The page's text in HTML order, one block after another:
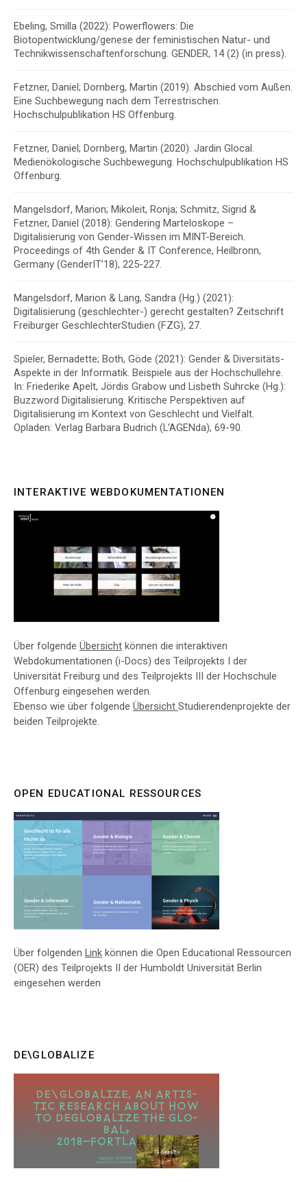
Ebeling, Smilla (2022): Powerflowers: Die
Biotopentwicklung/genese der feministischen Natur- und
Technikwissenschaftenforschung. GENDER, 14 (2) (in press).
Fetzner, Daniel; Dornberg, Martin (2019). Abschied vom Außen.
Eine Suchbewegung nach dem Terrestrischen.
Hochschulpublikation HS Offenburg.
Fetzner, Daniel; Dornberg, Martin (2020). Jardin Glocal.
Medienökologische Suchbewegung. Hochschulpublikation HS
Offenburg.
Mangelsdorf, Marion; Mikoleit, Ronja; Schmitz, Sigrid &
Fetzner, Daniel (2018): Gendering Marteloskope –
Digitalisierung von Gender-Wissen im MINT-Bereich.
Proceedings of 4th Gender & IT Conference, Heilbronn,
Germany (GenderIT’18), 225-227.
Mangelsdorf, Marion & Lang, Sandra (Hg.) (2021):
Digitalisierung (geschlechter-) gerecht gestalten? Zeitschrift
Freiburger GeschlechterStudien (FZG), 27.
Spieler, Bernadette; Both, Göde (2021): Gender & Diversitäts-
Aspekte in der Informatik. Beispiele aus der Hochschullehre.
In: Friederike Apelt, Jördis Grabow und Lisbeth Suhrcke (Hg.):
Buzzword Digitalisierung. Kritische Perspektiven auf
Digitalisierung im Kontext von Geschlecht und Vielfalt.
Opladen: Verlag Barbara Budrich (L’AGENda), 69-90.
INTERAKTIVE WEBDOKUMENTATIONEN
Über folgende Übersicht können die interaktiven
Webdokumentationen (i-Docs) des Teilprojekts I der
Universität Freiburg und des Teilprojekts III der Hochschule
Offenburg eingesehen werden.
Ebenso wie über folgende Übersicht Studierendenprojekte der
beiden Teilprojekte.
OPEN EDUCATIONAL RESSOURCES
Über folgenden Link können die Open Educational Ressourcen
(OER) des Teilprojekts II der Humboldt Universität Berlin
eingesehen werden
DE\GLOBALIZE